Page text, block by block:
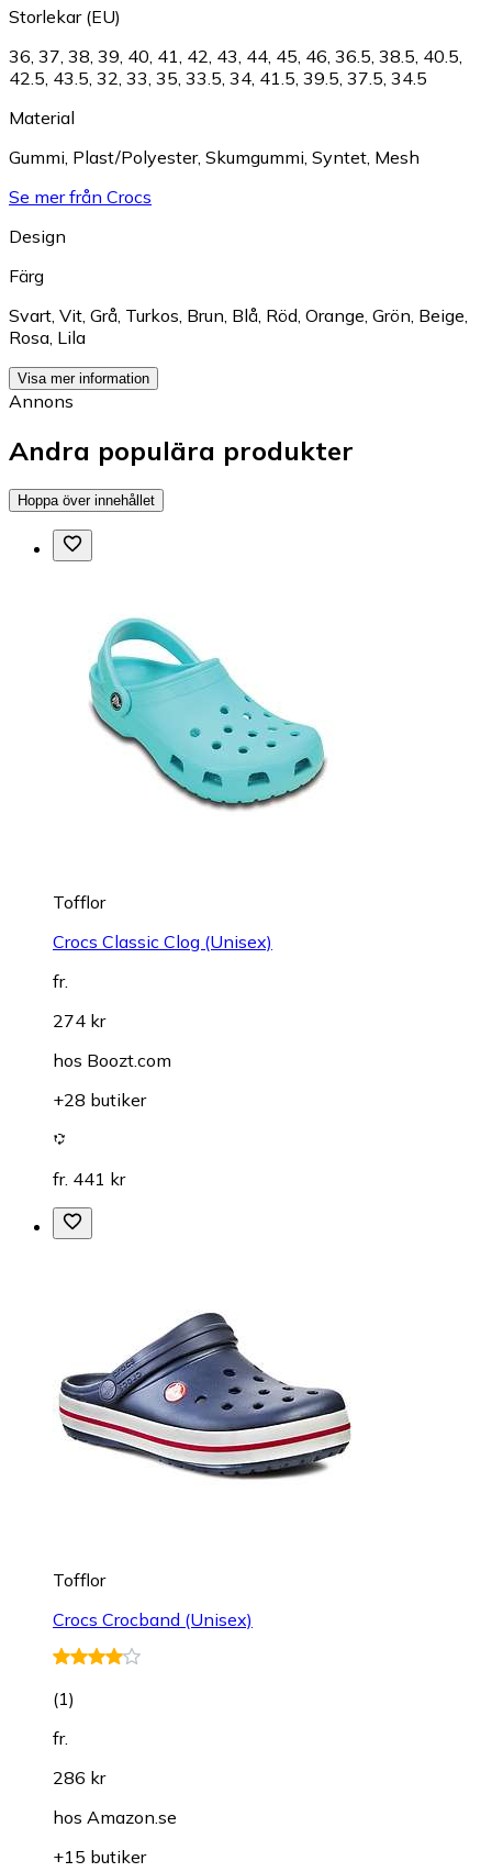
Storlekar (EU)
36 37 38 39 40 41 42 43 44 45 46 36.5 38.5 40.5
42.5 43.5 32 33 35 33.5 34 41.5 39.5 37.5 34.5
Material
Gummi Plast/Polyester, Skumgummi Syntet Mesh
Se mer från Crocs
Design
Färg
Svart Vit Grå Turkos Brun Blå Röd Orange Grön Beige
Rosa Lila
Visa mer information
Annons
Andra populära produkter
Hoppa över innehållet
Tofflor
Crocs Classic Clog (Unisex)
fr.
274 kr
hos Boozt.com
+28 butiker
fr. 441 kr
Tofflor
Crocs Crocband (Unisex)
(1)
fr.
286 kr
hos Amazon.se
+15 butiker